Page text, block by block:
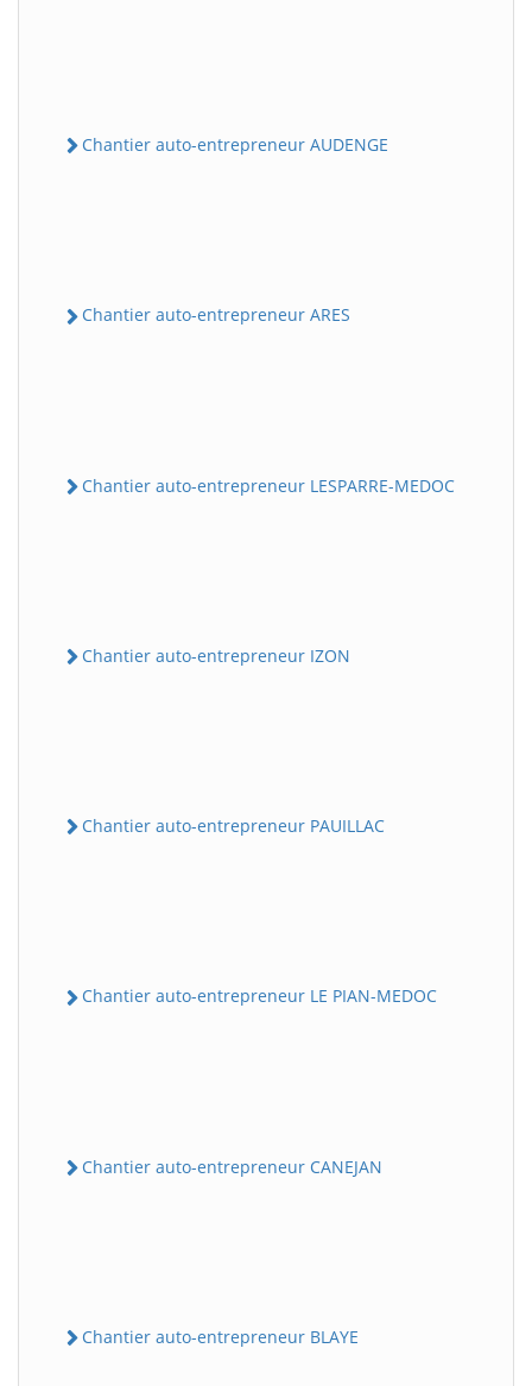
Chantier auto-entrepreneur AUDENGE
Chantier auto-entrepreneur ARES
Chantier auto-entrepreneur LESPARRE-MEDOC
Chantier auto-entrepreneur IZON
Chantier auto-entrepreneur PAUILLAC
Chantier auto-entrepreneur LE PIAN-MEDOC
Chantier auto-entrepreneur CANEJAN
Chantier auto-entrepreneur BLAYE